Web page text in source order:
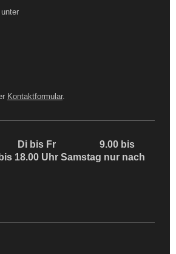
Kontaktformular.
Di bis Fr 9.00 bis
18.00 Uhr Samstag nur nach